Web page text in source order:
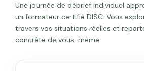
Une journée de débrief individuel
un formateur certifié DISC. Vous
travers vos situations réelles et
concrète de vous-même.